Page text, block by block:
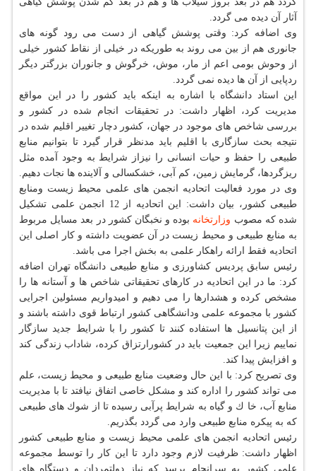
آثار آن دیده می گردد.
وی اضافه كرد: وقتی پوشش گیاهی از دست می رود گونه های
جانوری هم از بین می روند به طوریكه در خیلی از نقاط كشور خیلی
از وحوش بومی اعم از مار، موش، خرگوش و جانوران بزرگتر دیگر
ردپایی از آن ها دیده نمی گردد.
این استاد دانشگاه با اشاره به اینكه باید كشور را در این مواقع
مدیریت كرد، اظهار داشت: در تحقیقات انجام شده در كشور و
بررسی شاخص های موجود در جهان، كشور دچار تغییر اقلیم شده در
نتیجه بحث سازگاری با اقلیم باید مدنظر قرار گیرد تا بتوانیم منابع
طبیعی را حفظ و حیات انسانی را نیزاز شرایط به وجود آمده مثل
ریزگردها، گرمایش زمین، كم آبی، خشكسالی و آلاینده ها نجات دهیم.
وی در مورد فعالیت اتحادیه انجمن های علمی محیط زیست ومنابع
طبیعی كشور، بیان داشت: این اتحادیه از 12 انجمن علمی تشكیل
شده كه مصوب وزارتخانه بوده و نخبگان كشور در بعد مسایل مربوط
به منابع طبیعی و محیط زیست در آن عضویت داشته و كار اصلی این
اتحادیه فقط ارائه راهكار علمی به بخش اجرا می باشد.
رئیس سابق پردیس كشاورزی و منابع طبیعی دانشگاه تهران اضافه
كرد: ما در این اتحادیه در كارهای تحقیقاتی شاخص ها و آستانه ها را
مشخص كرده و هشدارها را می دهیم و امیدواریم مسئولین اجرایی
كشور با مجموعه علمی ودانشگاهی كشور ارتباط قوی داشته باشند و
از این پتانسیل ها استفاده كنند تا كشور را با شرایط جدید سازگار
نماییم زیرا این جمعیت باید در كشورارتزاق كرده، شاداب زندگی كند
و افزایش پیدا كند.
وی تصریح كرد: با این حال وضعیت منابع طبیعی و محیط زیست، علم
می تواند كشور را اداره كند و مشكل خاصی اتفاق نیافتد تا با مدیریت
منابع آب، خا ك و گیاه به شرایط پرآبی رسیده تا از شوك های طبیعی
كه به پیكره منابع طبیعی وارد می گردد بگذریم.
رئیس اتحادیه انجمن های علمی محیط زیست و منابع طبیعی كشور
اظهار داشت: ظرفیت لازم وجود دارد تا این كار را توسط مجموعه
علمی كشور به سرانجام برسد كه نیاز دولتمردان و دستگاه های